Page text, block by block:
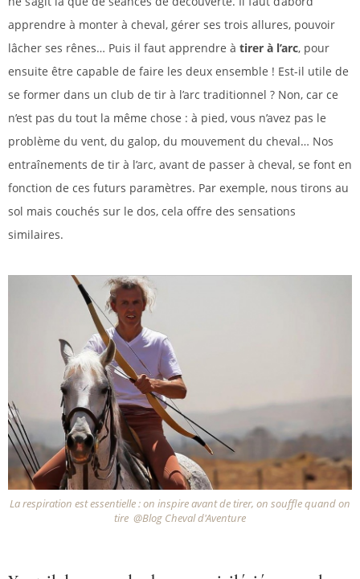
apprendre à monter à cheval, gérer ses trois allures, pouvoir
lâcher ses rênes… Puis il faut apprendre à tirer à l’arc, pour
ensuite être capable de faire les deux ensemble ! Est-il utile de
se former dans un club de tir à l’arc traditionnel ? Non, car ce
n’est pas du tout la même chose : à pied, vous n’avez pas le
problème du vent, du galop, du mouvement du cheval… Nos
entraînements de tir à l’arc, avant de passer à cheval, se font en
fonction de ces futurs paramètres. Par exemple, nous tirons au
sol mais couchés sur le dos, cela offre des sensations
similaires.
La respiration est essentielle : on inspire avant de tirer, on souffle quand on
tire @Blog Cheval d'Aventure